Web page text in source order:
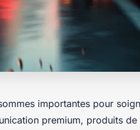
importantes pour
premium, produits